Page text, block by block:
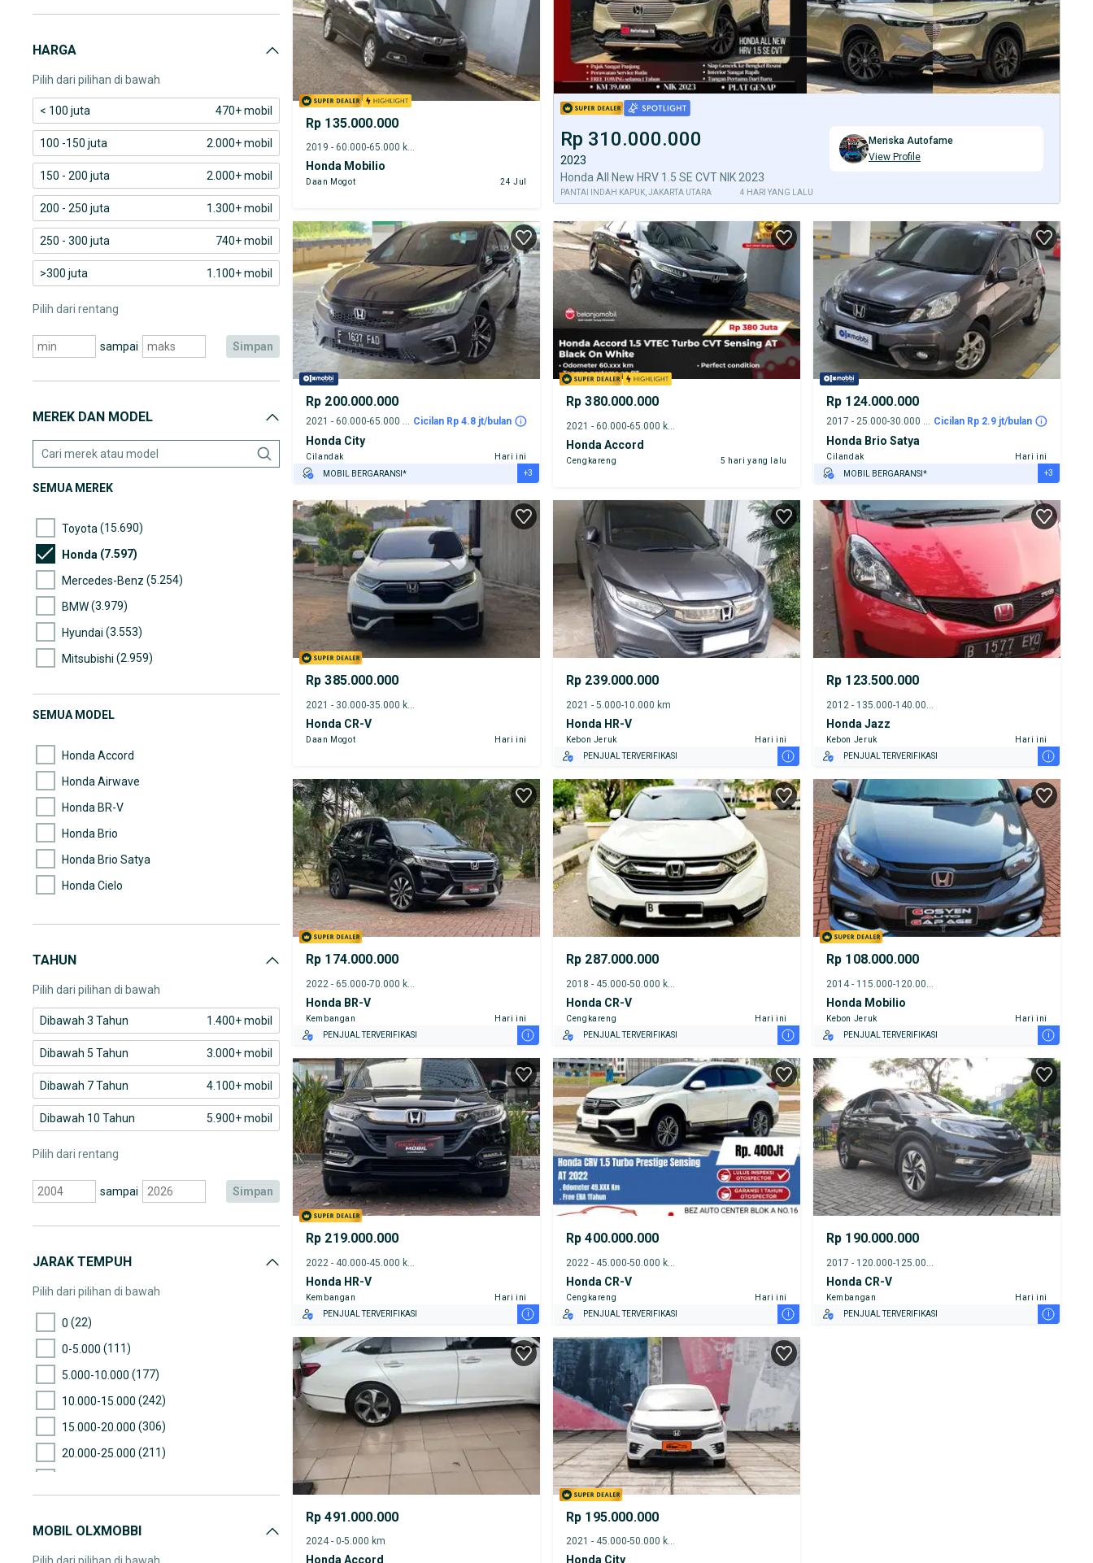
HARGA
Pilih dari pilihan di bawah
< 100 juta 470+ mobil
100 -150 juta 2.000+ mobil
150 - 200 juta 2.000+ mobil
200 - 250 juta 1.300+ mobil
250 - 300 juta 740+ mobil
>300 juta 1.100+ mobil
Pilih dari rentang
sampai simpan
MEREK DAN MODEL
SEMUA MEREK
Toyota (15.690)
Honda (7.597)
Mercedes-Benz (5.254)
BMW(3.979)
Hyundai (3.553)
Mitsubishi (2.959)
Suzuki(2.295)
SEMUA MODEL
Honda Accord
Honda Airwave
Honda BR-V
Honda Brio
Honda Brio Satya
Honda Cielo
Honda Civic
TAHUN
Pilih dari pilihan di bawah
Dibawah 3 Tahun 1.400+ mobil
Dibawah 5 Tahun 3.000+ mobil
Dibawah 7 Tahun 4.100+ mobil
Dibawah 10 Tahun 5.900+ mobil
Pilih dari rentang
sampai simpan
JARAK TEMPUH
Pilih dari pilihan di bawah
0 (22)
0-5.000 (111)
5.000-10.000 (177)
10.000-15.000 (242)
15.000-20.000 (306)
20.000-25.000 (211)
35.000-40.000
40.000-45.000(362)
MOBIL OLXMOBBI
Rp 135.000.000
2019 - 60.000-65.000 km
Honda Mobilio
Daan Mogot 24 Jul
Rp 310.000.000
2023
Honda All New HRV 1.5 SE CVT NIK 2023
PANTAI INDAH KAPUK, JAKARTA UTARA 4 HARI YANG LALU
Meriska Autofame
View Profile
Rp 200.000.000
2021 - 60.000-65.000 km Cicilan Rp 4.8 jt/bulan
Honda City
Cilandak
Hari ini
MOBIL BERGARANSI*
TEST DRIVE DARI RUMAH
GRATIS BIAYA JASA PERAWATAN*
+3
Rp 380.000.000
2021 - 60.000-65.000 km
Honda Accord
Cengkareng 5 hari yang lalu
Rp 124.000.000
2017 - 25.000-30.000 km Cicilan Rp 2.9 jt/bulan
Honda Brio Satya
Cilandak
Hari ini
MOBIL BERGARANSI*
TEST DRIVE DARI RUMAH
GRATIS BIAYA JASA PERAWATAN*
+3
Rp 385.000.000
2021 - 30.000-35.000 km
Honda CR-V
Daan Mogot Hari ini
Rp 239.000.000
2021 - 5.000-10.000 km
Honda HR-V
Kebon Jeruk
Hari ini
PENJUAL TERVERIFIKASI
i
Rp 123.500.000
2012 - 135.000-140.000 km
Honda Jazz
Kebon Jeruk
Hari ini
PENJUAL TERVERIFIKASI
i
Rp 174.000.000
Honda BR-V
Kembangan
Hari ini
PENJUAL TERVERIFIKASI
i
Rp 287.000.000
2018 - 45.000-50.000 km
Honda CR-V
Cengkareng
Hari ini
PENJUAL TERVERIFIKASI
i
Rp 108.000.000
Honda Mobilio
Kebon Jeruk
Hari ini
PENJUAL TERVERIFIKASI
i
Rp 219.000.000
Honda HR-V
Kembangan
Hari ini
PENJUAL TERVERIFIKASI
i
Rp 400.000.000
2022 - 45.000-50.000 km
Honda CR-V
Cengkareng
Hari ini
PENJUAL TERVERIFIKASI
i
Rp 190.000.000
Honda CR-V
Kembangan
Hari ini
PENJUAL TERVERIFIKASI
i
Rp 491.000.000
2024 - 0-5.000 km
Honda Accord
Rp 195.000.000
2021 - 45.000-50.000 km
Honda City